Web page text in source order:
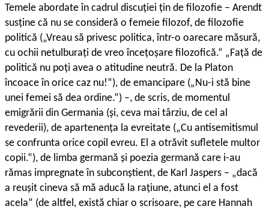
Temele abordate în cadrul discuției țin de filozofie – Arendt
susține că nu se consideră o femeie filozof, de filozofie
politică („Vreau să privesc politica, într-o oarecare măsură,
cu ochii netulburați de vreo încețoșare filozofică.“ „Față de
politică nu poți avea o atitudine neutră. De la Platon
încoace în orice caz nu!“), de emancipare („Nu-i stă bine
unei femei să dea ordine.“) –, de scris, de momentul
emigrării din Germania (și, ceva mai târziu, de cel al
revederii), de apartenența la evreitate („Cu antisemitismul
se confrunta orice copil evreu. El a otrăvit sufletele multor
copii.“), de limba germană și poezia germană care i-au
rămas impregnate în subconștient, de Karl Jaspers – „dacă
a reușit cineva să mă aducă la rațiune, atunci el a fost
acela“ (de altfel, există chiar o scrisoare, pe care Hannah